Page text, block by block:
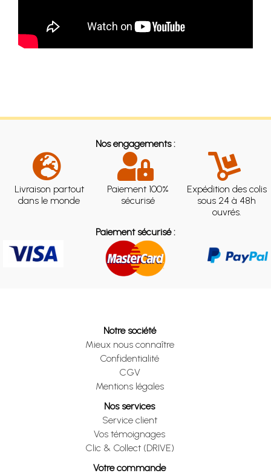
Nos engagements :
Livraison partout
dans le monde
Paiement 100%
sécurisé
Expédition des colis
sous 24 à 48h
ouvrés.
Paiement sécurisé :
Notre société
Mieux nous connaître
Confidentialité
CGV
Mentions légales
Nos services
Service client
Vos témoignages
Clic & Collect (DRIVE)
Votre commande